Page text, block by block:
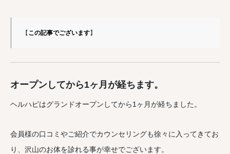
【 この記事でございます】
オープンしてから1ヶ月が経ちます。
ヘルハピはグランドオープンしてから1ヶ月が経ちました。
会員様の口コミやご紹介でカウンセリングも徐々に入ってきてお
り、沢山のお体を診れる事が幸せでございます。